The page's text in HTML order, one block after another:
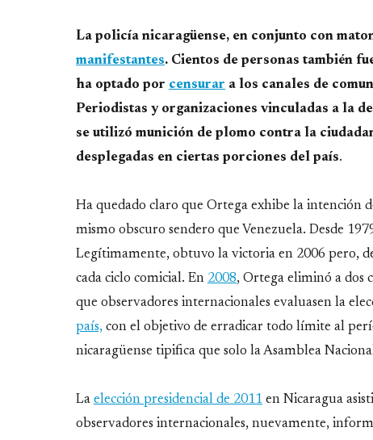
La policía nicaragüense, en conjunto con
manifestantes. Cientos de personas también
ha optado por censurar a los canales de
Periodistas y organizaciones vinculadas a la
se utilizó munición de plomo contra la
desplegadas en ciertas porciones del país.
Ha quedado claro que Ortega exhibe la intención
mismo obscuro sendero que Venezuela. Desde
Legítimamente, obtuvo la victoria en 2006 pero,
cada ciclo comicial. En 2008, Ortega eliminó a dos
que observadores internacionales evaluasen la
país, con el objetivo de erradicar todo límite al
nicaragüense tipifica que solo la Asamblea
La elección presidencial de 2011 en Nicaragua
observadores internacionales, nuevamente,